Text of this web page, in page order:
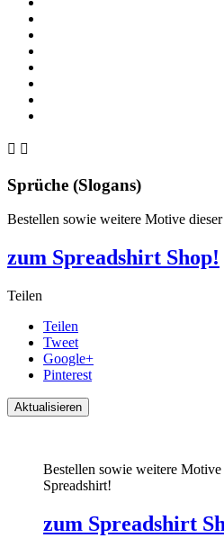
 
Sprüche (Slogans)
Bestellen sowie weitere Motive
zum Spreadshirt Shop!
Teilen
Teilen
Tweet
Google+
Pinterest
Bestellen sowie weitere
Spreadshirt!
zum Spreadshirt